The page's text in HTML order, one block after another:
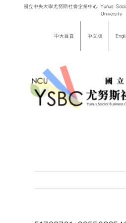
國立中央大學尤努斯社會企業中心 Yunus
University
中大首頁 中文版